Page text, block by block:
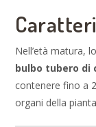
Nell’età matura,
bulbo tubero di
contenere fino a
organi della